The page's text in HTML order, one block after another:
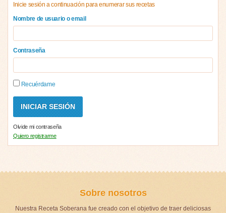
Inicie sesión a continuación para enumerar sus recetas
Nombre de usuario o email
Contraseña
Recuérdame
Olvide mi contraseña
Quiero registrarme
Sobre nosotros
Nuestra Receta Soberana fue creado con el objetivo de traer deliciosas